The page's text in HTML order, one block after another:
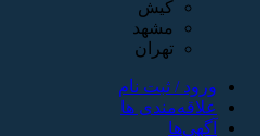
کیش
مشهد
تهران
ورود / ثبت نام
علاقه‌مندی ها
آگهی‌ها